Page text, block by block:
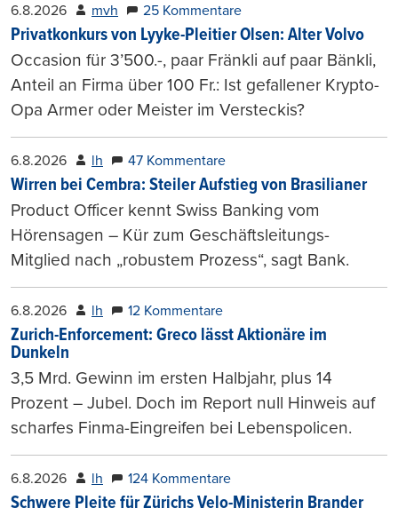
6.8.2026 mvh 25 Kommentare
Privatkonkurs von Lyyke-Pleitier Olsen: Alter Volvo
Occasion für 3’500.-, paar Fränkli auf paar Bänkli,
Anteil an Firma über 100 Fr.: Ist gefallener Krypto-
Opa Armer oder Meister im Versteckis?
6.8.2026 lh 47 Kommentare
Wirren bei Cembra: Steiler Aufstieg von Brasilianer
Product Officer kennt Swiss Banking vom
Hörensagen – Kür zum Geschäftsleitungs-
Mitglied nach „robustem Prozess“, sagt Bank.
6.8.2026 lh 12 Kommentare
Zurich-Enforcement: Greco lässt Aktionäre im
Dunkeln
3,5 Mrd. Gewinn im ersten Halbjahr, plus 14
Prozent – Jubel. Doch im Report null Hinweis auf
scharfes Finma-Eingreifen bei Lebenspolicen.
6.8.2026 lh 124 Kommentare
Schwere Pleite für Zürichs Velo-Ministerin Brander